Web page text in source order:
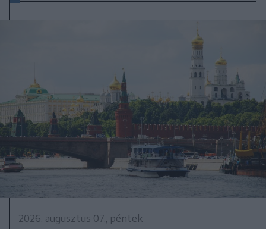
2026. augusztus 07., péntek